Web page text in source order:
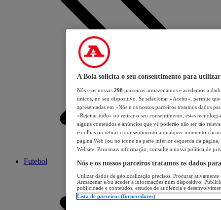
Futebol
A Bola solicita o seu consentimento para utilizar
Nós e os nossos 298 parceiros armazenamos e acedemos a
únicos, no seu dispositivo. Se selecionar «Aceito», permite
apresentadas em «Nós e os nossos parceiros tratamos dados
«Rejeitar tudo» ou retirar o seu consentimento, estas
alguns conteúdos e anúncios que vê poderão não ser tão
escolhas ou retirar o consentimento a qualquer momento
página Web (ou no ícone na parte inferior esquerda da página,
Website. Para mais informação, consulte a nossa política de
Nós e os nossos parceiros tratamos os dados
Utilizar dados de geolocalização precisos. Procurar
Armazenar e/ou aceder a informações num dispositivo.
publicidade e conteúdos, estudos de audiência e
Lista de parceiros (fornecedores)